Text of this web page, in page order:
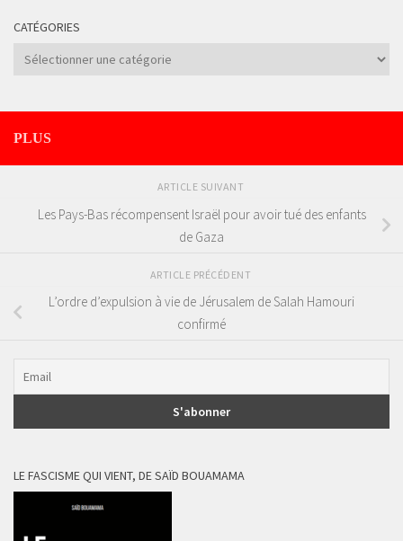
CATÉGORIES
Catégories
PLUS
ARTICLE SUIVANT
Les Pays-Bas récompensent Israël pour avoir tué des enfants
de Gaza
ARTICLE PRÉCÉDENT
L’ordre d’expulsion à vie de Jérusalem de Salah Hamouri
confirmé
LE FASCISME QUI VIENT, DE SAÏD BOUAMAMA